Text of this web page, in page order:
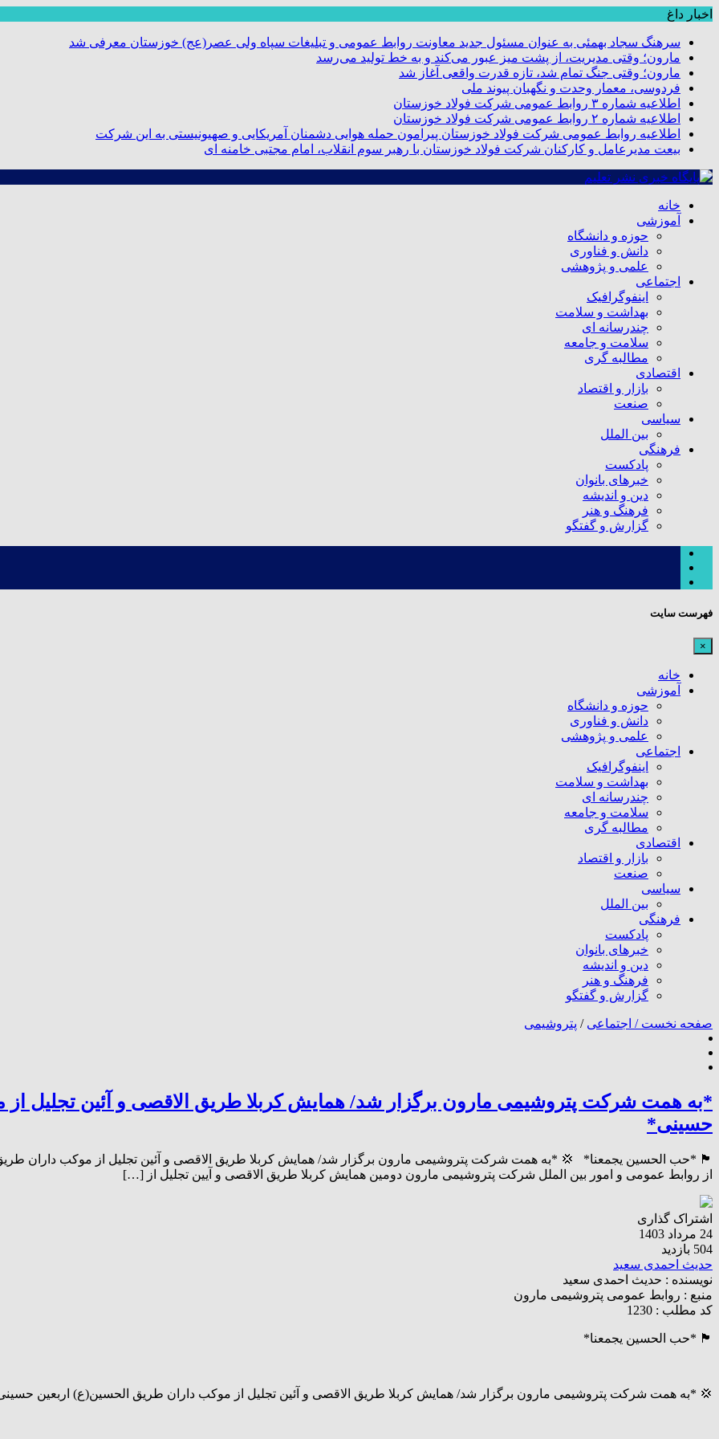
اخبار داغ
سرهنگ سجاد بهمئی به عنوان مسئول جدید معاونت روابط عمومی و تبلیغات سپاه ولی عصر(عج) خوزستان معرفی شد
مارون؛ وقتی مدیریت، از پشت میز عبور می‌کند و به خط تولید می‌رسد
مارون؛ وقتی جنگ تمام شد، تازه قدرت واقعی آغاز شد
فردوسی، معمار وحدت و نگهبان پیوند ملی
اطلاعیه شماره ۳ روابط عمومی شرکت فولاد خوزستان
اطلاعیه شماره ۲ روابط عمومی شرکت فولاد خوزستان
اطلاعیه روابط عمومی شرکت فولاد خوزستان پیرامون حمله هوایی دشمنان آمریکایی و صهیونیستی به این شرکت
بیعت مدیرعامل و کارکنان شرکت فولاد خوزستان با رهبر سوم انقلاب، امام مجتبی خامنه ای
خانه
آموزشی
حوزه و دانشگاه
دانش و فناوری
علمی و پژوهشی
اجتماعی
اینفوگرافیک
بهداشت و سلامت
چندرسانه ای
سلامت و جامعه
مطالبه گری
اقتصادی
بازار و اقتصاد
صنعت
سیاسی
بین الملل
فرهنگی
پادکست
خبرهای بانوان
دین و اندیشه
فرهنگ و هنر
گزارش و گفتگو
فهرست سایت
×
خانه
آموزشی
حوزه و دانشگاه
دانش و فناوری
علمی و پژوهشی
اجتماعی
اینفوگرافیک
بهداشت و سلامت
چندرسانه ای
سلامت و جامعه
مطالبه گری
اقتصادی
بازار و اقتصاد
صنعت
سیاسی
بین الملل
فرهنگی
پادکست
خبرهای بانوان
دین و اندیشه
فرهنگ و هنر
گزارش و گفتگو
صفحه نخست / اجتماعی / پتروشیمی
*به همت شرکت پتروشیمی مارون برگزار شد/ همایش کربلا طریق الاقصی و آئین تجلیل
حسینی*
🏴 *حب الحسین یجمعنا* 💢 *به همت شرکت پتروشیمی مارون برگزار شد/ همایش کربلا طریق الاقصی و آئین تجلیل از موکب داران
از روابط عمومی و امور بین الملل شرکت پتروشیمی مارون دومین همایش کربلا طریق الاقصی و آیین تجلیل از […]
اشتراک گذاری
24 مرداد 1403
504 بازدید
حدیث احمدی سعید
نویسنده : حدیث احمدی سعید
منبع : روابط عمومی پتروشیمی مارون
کد مطلب : 1230
🏴 *حب الحسین یجمعنا*
💢 *به همت شرکت پتروشیمی مارون برگزار شد/ همایش کربلا طریق الاقصی و آئین تجلیل از موکب داران طریق الحسین(ع) اربعین